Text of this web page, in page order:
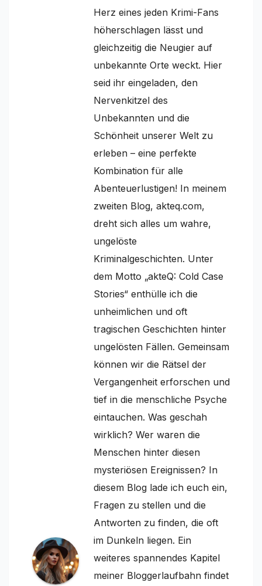
Herz eines jeden Krimi-Fans
höherschlagen lässt und
gleichzeitig die Neugier auf
unbekannte Orte weckt. Hier
seid ihr eingeladen, den
Nervenkitzel des
Unbekannten und die
Schönheit unserer Welt zu
erleben – eine perfekte
Kombination für alle
Abenteuerlustigen! In meinem
zweiten Blog, akteq.com,
dreht sich alles um wahre,
ungelöste
Kriminalgeschichten. Unter
dem Motto „akteQ: Cold Case
Stories“ enthülle ich die
unheimlichen und oft
tragischen Geschichten hinter
ungelösten Fällen. Gemeinsam
können wir die Rätsel der
Vergangenheit erforschen und
tief in die menschliche Psyche
eintauchen. Was geschah
wirklich? Wer waren die
Menschen hinter diesen
mysteriösen Ereignissen? In
diesem Blog lade ich euch ein,
Fragen zu stellen und die
Antworten zu finden, die oft
im Dunkeln liegen. Ein
weiteres spannendes Kapitel
meiner Bloggerlaufbahn findet